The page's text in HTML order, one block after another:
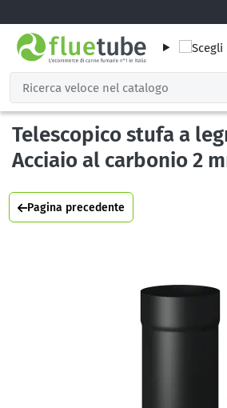
Telescopico stufa a
Acciaio al carbonio 2
Pagina precedente